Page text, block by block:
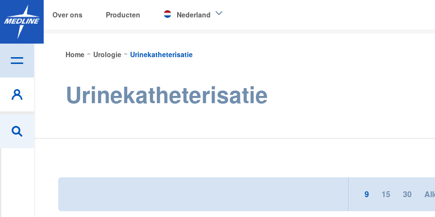
Over ons Producten Nederland
Deutschland
Italia
Home Urologie Urinekatheterisatie
Urinekatheterisatie
9 15 30